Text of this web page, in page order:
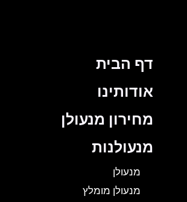
דף הבית
אודותינו
מחירון מנעולן
מנעולנות
מנעולן
מנעולן מומלץ